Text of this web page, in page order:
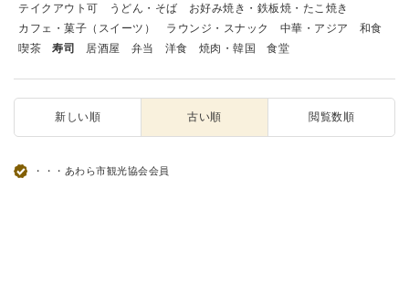
テイクアウト可 うどん・そば
お好み焼き・鉄板焼・たこ焼き
カフェ・菓子（スイーツ）
ラウンジ・スナック 中華・アジア
和食
喫茶
寿司 居酒屋 弁当 洋食 焼肉・韓国 食堂
新しい順 古い順 閲覧数順
・・・あわら市観光協会会員